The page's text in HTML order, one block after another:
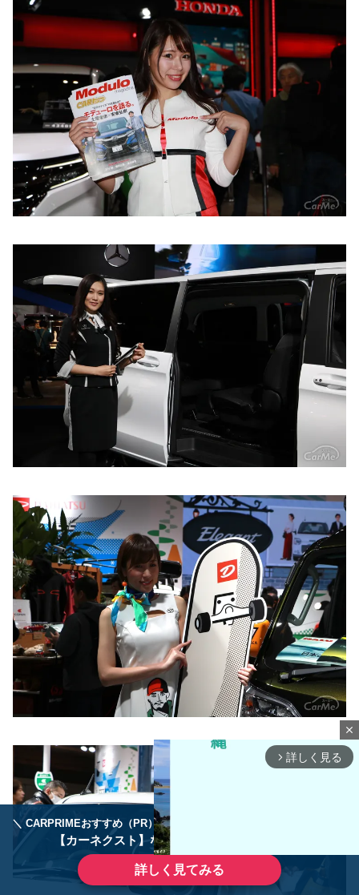
＼ CARPRIMEおすすめ（PR） ／
【カーネクスト】ならどんなクルマも高価買取
詳しく見てみる
close
arrow_forward_ios 詳しく見る